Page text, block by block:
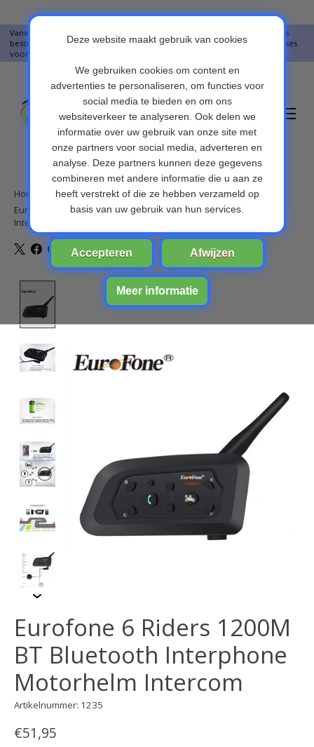
Vanwege vakantie worden er op moment geen pakketjes verstuurd. Alles
bestellingen vanaf 09-07-2026 word op 10-08-2026 verzonden. Onze excuses
voor het ongemak. Bedankt voor u begrip.
Verlanglijst
Home
Eurofone 6 Riders 1200M BT Bluetooth Interphone Motorhelm
Intercom
Product image slideshow Items
Eurofone 6 Riders 1200M
BT Bluetooth Interphone
Motorhelm Intercom
Artikelnummer: 1235
€51,95